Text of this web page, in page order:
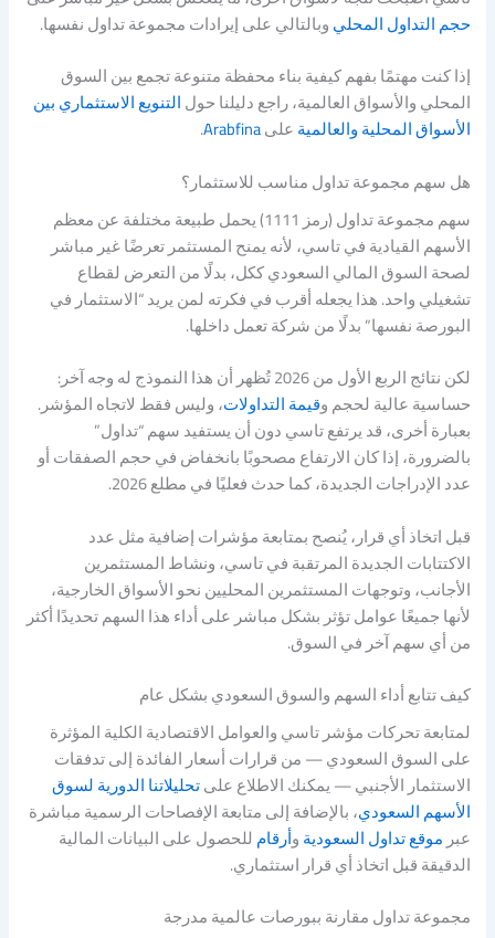
حجم التداول المحليوبالتالي على إيرادات مجموعة تداول نفسها.
إذا كنت مهتمًا بفهم كيفية بناء محفظة متنوعة تجمع بين السوق
المحلي والأسواق العالمية، راجع دليلنا حولالتنويع الاستثماري بين
الأسواق المحلية والعالميةعلىArabfina
.
هل سهم مجموعة تداول مناسب للاستثمار؟
سهم مجموعة تداول (رمز 1111) يحمل طبيعة مختلفة عن معظم
الأسهم القيادية في تاسي، لأنه يمنح المستثمر تعرضًا غير مباشر
لصحة السوق المالي السعودي ككل، بدلًا من التعرض لقطاع
تشغيلي واحد. هذا يجعله أقرب في فكرته لمن يريد “الاستثمار في
البورصة نفسها” بدلًا من شركة تعمل داخلها.
لكن نتائج الربع الأول من 2026 تُظهر أن هذا النموذج له وجه آخر:
حساسية عالية لحجم وقيمة التداولات، وليس فقط لاتجاه المؤشر.
بعبارة أخرى، قد يرتفع تاسي دون أن يستفيد سهم “تداول”
بالضرورة، إذا كان الارتفاع مصحوبًا بانخفاض في حجم الصفقات أو
عدد الإدراجات الجديدة، كما حدث فعليًا في مطلع 2026.
قبل اتخاذ أي قرار، يُنصح بمتابعة مؤشرات إضافية مثل عدد
الاكتتابات الجديدة المرتقبة في تاسي، ونشاط المستثمرين
الأجانب، وتوجهات المستثمرين المحليين نحو الأسواق الخارجية،
لأنها جميعًا عوامل تؤثر بشكل مباشر على أداء هذا السهم تحديدًا أكثر
من أي سهم آخر في السوق.
كيف تتابع أداء السهم والسوق السعودي بشكل عام
لمتابعة تحركات مؤشر تاسي والعوامل الاقتصادية الكلية المؤثرة
على السوق السعودي — من قرارات أسعار الفائدة إلى تدفقات
الاستثمار الأجنبي — يمكنك الاطلاع علىتحليلاتنا الدورية لسوق
الأسهم السعودي، بالإضافة إلى متابعة الإفصاحات الرسمية مباشرة
عبر موقع تداول السعوديةوأرقام للحصول على البيانات المالية
الدقيقة قبل اتخاذ أي قرار استثماري.
مجموعة تداول مقارنة ببورصات عالمية مدرجة